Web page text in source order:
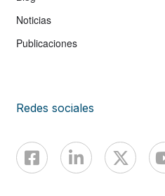
Noticias
Publicaciones
Redes sociales